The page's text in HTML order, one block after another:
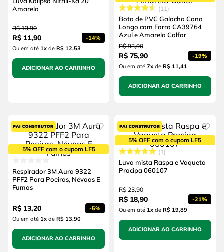
Amarelo
R$ 13,90
R$ 11,90 -14%
Ou em até 1xde R$ 12,53
ADICIONAR AO CARRINHO
11
Bota de PVC Galocha Cano
Longo com Forro CA39764
Azul e Amarela Calfor
R$ 93,90
R$ 75,90 -19%
Ou em até 7xde R$ 11,41
ADICIONAR AO CARRINHO
5% OFF com o cupom LF5
Respirador 3M Aura 9322
PFF2 Para Poeiras, Névoas E
Fumos
R$ 13,20 -5%
Ou em até 1xde R$ 13,90
ADICIONAR AO CARRINHO
5% OFF com o cupom LF5
1
Luva mista Raspa e Vaqueta
Procipa 060107
R$ 23,90
R$ 18,90 -21%
Ou em até 1xde R$ 19,89
ADICIONAR AO CARRINHO